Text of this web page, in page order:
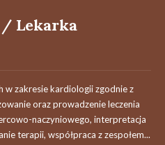
Lekarka
w zakresie kardiologii zgodnie z
oraz prowadzenie leczenia
naczyniowego, interpretacja
terapii, współpraca z zespołem...